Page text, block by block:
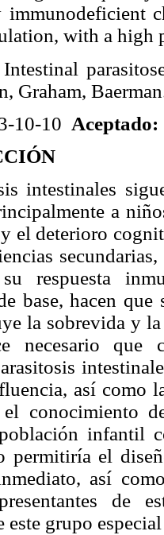
immunodeficient
with a high
Intestinal
Graham,
10-10 Aceptado:
intestinales
a
el deterioro
respuesta
base, hacen
la sobrevida y
necesario que
así como
conocimiento
infantil
permitiría el
así
de
este grupo